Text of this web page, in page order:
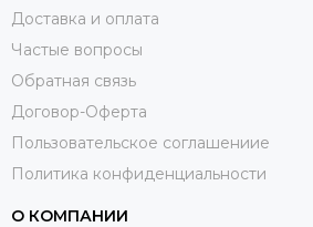
Доставка и оплата
Частые вопросы
Обратная связь
Договор-Оферта
Пользовательское соглашениие
Политика конфиденциальности
О КОМПАНИИ